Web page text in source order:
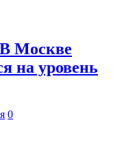
Москве
на уровень
0